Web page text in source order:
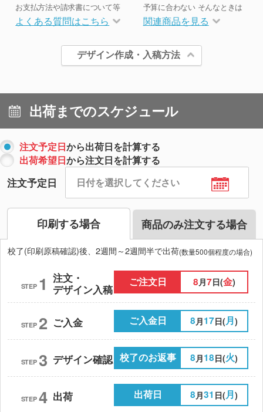
お支払方法や請求書について等
よくある質問はこちら
予算に合わない そんなときは
関連商品を見る
デザイン作成・入稿方法
出荷までのスケジュール
注文予定日から出荷日を計算する
出荷希望日から注文日を計算する
注文予定日
印刷する場合 商品のみ注文する場合
校了(印刷原稿確認)後、2週間～2週間半で出荷(数量500個程度の場合)
STEP 1 注文・
デザイン入稿
ご注文日 8月7日(金)
STEP 2 ご入金 ご入金日 8 月17日(月)
STEP 3 デザイン確認 校了のお返事 8 月18日(火)
STEP 4 出荷 出荷日 8 月31 日(月)